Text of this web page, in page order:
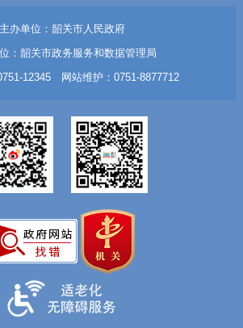
主办单位：韶关市人民政府
：韶关市政务服务和数据管理局
12345 网站维护：0751-8877712